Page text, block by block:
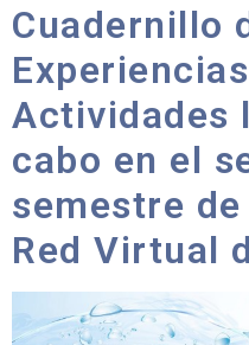
Cuadernillo
Actividades
cabo en el
semestre
Red Virtual